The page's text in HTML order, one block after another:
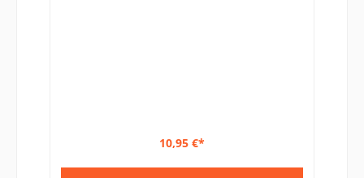
10,95 €*